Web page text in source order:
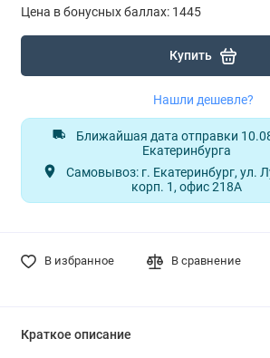
Цена в бонусных баллах: 1445
Купить
Нашли дешевле?
Ближайшая дата отправки
Екатеринбурга
Самовывоз: г. Екатеринбург, ул.
корп. 1, офис 218А
В избранное В сравнение
Краткое описание